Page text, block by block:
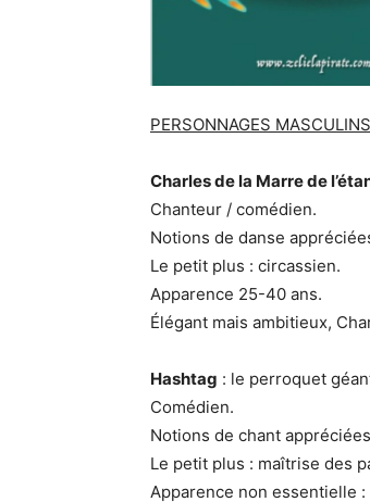
PERSONNAGES MASCULINS
Charles de la Marre de
Chanteur / comédien.
Notions de danse
Le petit plus : circassien.
Apparence 25-40 ans.
Élégant mais ambitieux,
Hashtag : le perroquet
Comédien.
Notions de chant
Le petit plus : maîtrise des
Apparence non essentielle